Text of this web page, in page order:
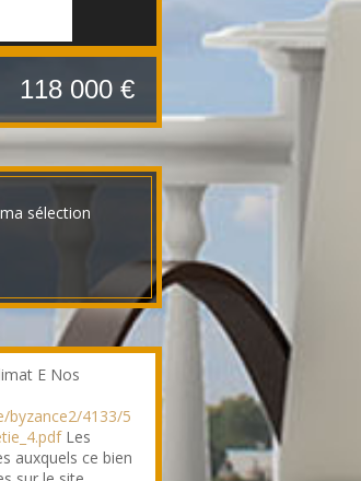
118 000 €
sélection
E Nos
byzance2/4133/5
Les
auxquels ce bien